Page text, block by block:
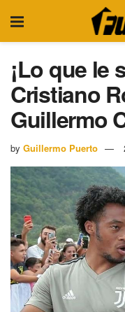
¡Lo que le
Cristiano
Guillermo
by Guillermo Puerto